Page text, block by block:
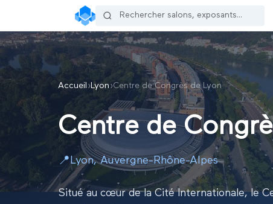
Accueil ›Lyon ›Centre de Congrès de Lyon
Centre de
📍Lyon,Auvergne-Rhône-Alpes
Situé au cœur de la Cité Internationale, le